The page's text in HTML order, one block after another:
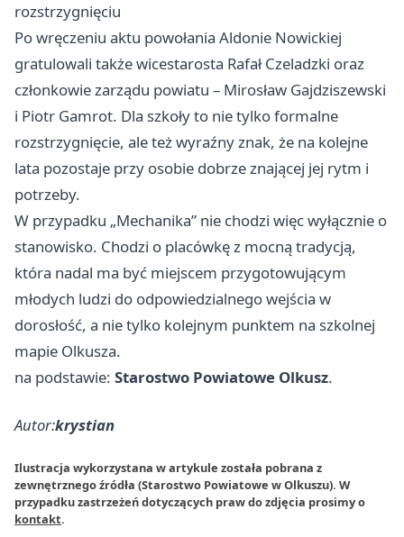
rozstrzygnięciu
Po wręczeniu aktu powołania Aldonie Nowickiej
gratulowali także wicestarosta Rafał Czeladzki oraz
członkowie zarządu powiatu – Mirosław Gajdziszewski
i Piotr Gamrot. Dla szkoły to nie tylko formalne
rozstrzygnięcie, ale też wyraźny znak, że na kolejne
lata pozostaje przy osobie dobrze znającej jej rytm i
potrzeby.
W przypadku „Mechanika” nie chodzi więc wyłącznie o
stanowisko. Chodzi o placówkę z mocną tradycją,
która nadal ma być miejscem przygotowującym
młodych ludzi do odpowiedzialnego wejścia w
dorosłość, a nie tylko kolejnym punktem na szkolnej
mapie Olkusza.
na podstawie: Starostwo Powiatowe Olkusz.
Autor:krystian
Ilustracja wykorzystana w artykule została pobrana z
zewnętrznego źródła (Starostwo Powiatowe w Olkuszu). W
przypadku zastrzeżeń dotyczących praw do zdjęcia prosimy o
kontakt.